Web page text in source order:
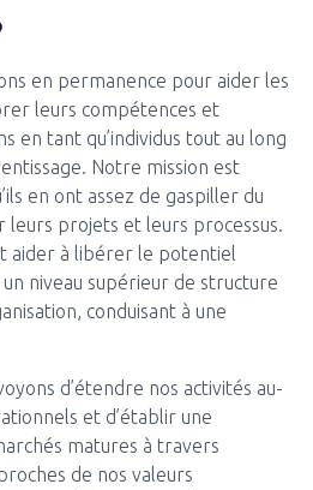
en permanence pour aider les
leurs compétences et
en tant qu’individus tout au long
Notre mission est
en ont assez de gaspiller du
leurs projets et leurs processus.
aider à libérer le potentiel
niveau supérieur de structure
conduisant à une
d’étendre nos activités au-
et d’établir une
matures à travers
de nos valeurs